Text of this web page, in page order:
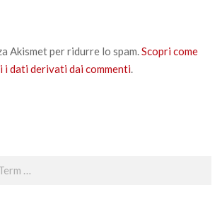
Akismet per ridurre lo spam.Scopri come
dati derivati dai commenti.